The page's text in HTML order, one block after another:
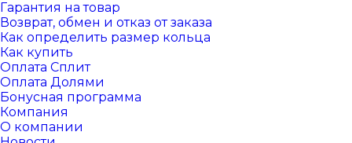
Гарантия на товар
Возврат, обмен и отказ от заказа
Как определить размер кольца
Как купить
Оплата Сплит
Оплата Долями
Бонусная программа
Компания
О компании